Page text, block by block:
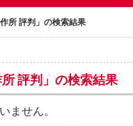
társasága 3. évad
gi%E1%BA%A3m
所 評判」の検索結果
評判」の検索結果
ません。